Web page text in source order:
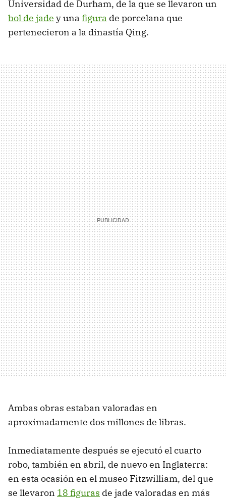
Universidad de Durham, de la que se llevaron un
bol de jade y una figura de porcelana que
pertenecieron a la dinastía Qing.
Ambas obras estaban valoradas en
aproximadamente dos millones de libras.
Inmediatamente después se ejecutó el cuarto
robo, también en abril, de nuevo en Inglaterra:
en esta ocasión en el museo Fitzwilliam, del que
se llevaron 18 figuras de jade valoradas en más